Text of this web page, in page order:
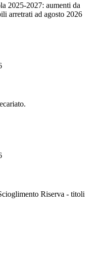
2025-2027: aumenti da
arretrati ad agosto 2026
Riserva - titoli